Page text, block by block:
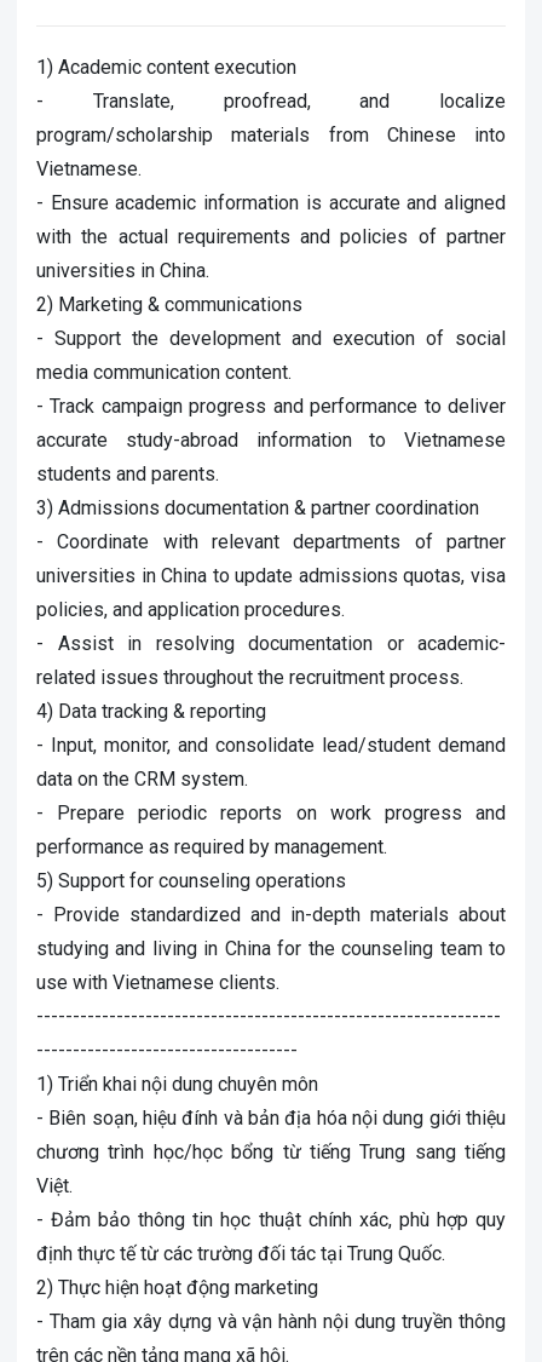
1) Academic content execution
- Translate, proofread, and localize
program/scholarship materials from Chinese into
Vietnamese.
- Ensure academic information is accurate and aligned
with the actual requirements and policies of partner
universities in China.
2) Marketing & communications
- Support the development and execution of social
media communication content.
- Track campaign progress and performance to deliver
accurate study-abroad information to Vietnamese
students and parents.
3) Admissions documentation & partner coordination
- Coordinate with relevant departments of partner
universities in China to update admissions quotas, visa
policies, and application procedures.
- Assist in resolving documentation or academic-
related issues throughout the recruitment process.
4) Data tracking & reporting
- Input, monitor, and consolidate lead/student demand
data on the CRM system.
- Prepare periodic reports on work progress and
performance as required by management.
5) Support for counseling operations
- Provide standardized and in-depth materials about
studying and living in China for the counseling team to
use with Vietnamese clients.
----------------------------------------------------------------
------------------------------------
1) Triển khai nội dung chuyên môn
- Biên soạn, hiệu đính và bản địa hóa nội dung giới thiệu
chương trình học/học bổng từ tiếng Trung sang tiếng
Việt.
- Đảm bảo thông tin học thuật chính xác, phù hợp quy
định thực tế từ các trường đối tác tại Trung Quốc.
2) Thực hiện hoạt động marketing
- Tham gia xây dựng và vận hành nội dung truyền thông
trên các nền tảng mạng xã hội.